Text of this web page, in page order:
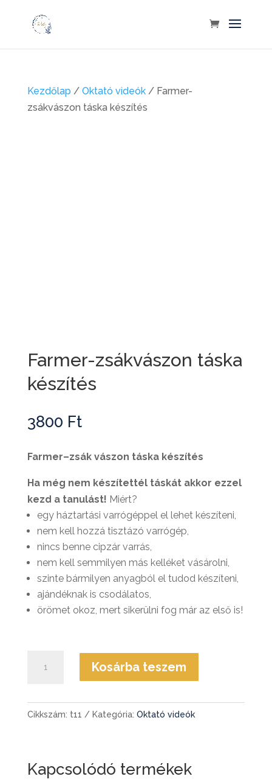
Kezdőlap / Oktató videók/ Farmer-
zsákvászon táska készítés
Farmer-zsákvászon táska
készítés
3800 Ft
Farmer–zsák vászon táska készítés
Ha még nem készítettél táskát akkor ezzel
kezd a tanulást! Miért?
egy háztartási varrógéppel el lehet készíteni,
nem kell hozzá tisztázó varrógép,
nincs benne cipzár varrás,
nem kell semmilyen más kelléket vásárolni,
szinte bármilyen anyagból el tudod készíteni,
ajándéknak is csodálatos,
örömet okoz, mert sikerülni fog már az első is!
Kosárba teszem
Cikkszám: t11 Kategória: Oktató videók
Kapcsolódó termékek